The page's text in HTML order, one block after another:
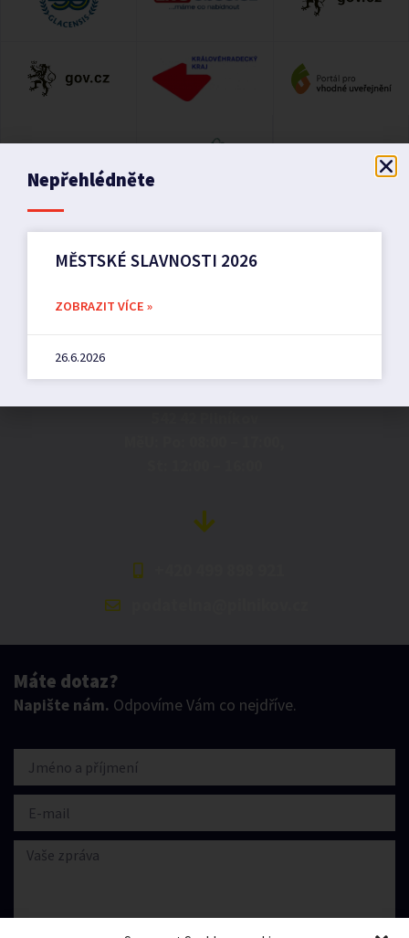
Máte dotaz?
Napište nám. Odpovíme Vám co nejdříve.
Nepřehlédněte
MĚSTSKÉ SLAVNOSTI 2026
ZOBRAZIT VÍCE »
26.6.2026